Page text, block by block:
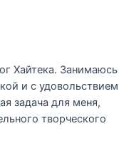
Хайтека. Занимаюсь
и с удовольствием
задача для меня,
творческого